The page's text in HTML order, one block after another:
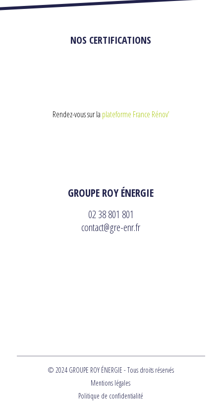
GROUPE ROY ÉNERGIE
02 38 801 801
contact@gre-enr.fr
NOS CERTIFICATIONS
Rendez-vous sur la plateforme France Rénov’
© 2024 GROUPE ROY ÉNERGIE - Tous droits réservés
Mentions légales
Politique de confidentialité